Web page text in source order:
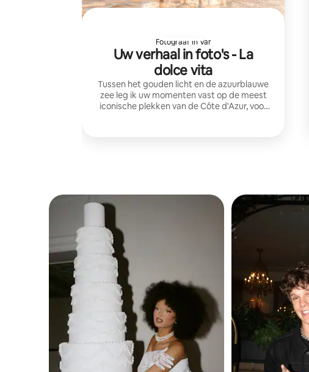
Fotograaf in Var
Uw verhaal in foto's - La
dolce vita
Tussen het gouden licht en de azuurblauwe
zee leg ik uw momenten vast op de meest
iconische plekken van de Côte d'Azur, voor